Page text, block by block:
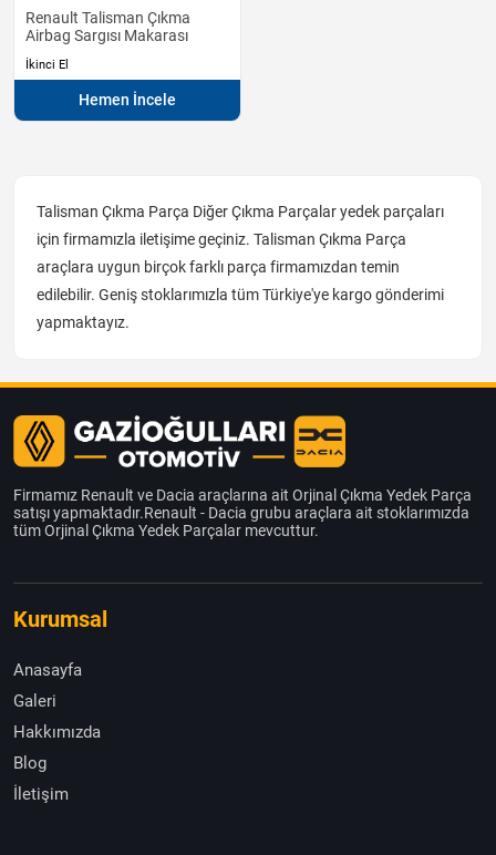
Renault Talisman Çıkma
Airbag Sargısı Makarası
İkinci El
Hemen İncele
Talisman Çıkma Parça Diğer Çıkma Parçalar yedek parçaları
için firmamızla iletişime geçiniz. Talisman Çıkma Parça
araçlara uygun birçok farklı parça firmamızdan temin
edilebilir. Geniş stoklarımızla tüm Türkiye'ye kargo gönderimi
yapmaktayız.
Firmamız Renault ve Dacia araçlarına ait Orjinal Çıkma Yedek Parça
satışı yapmaktadır.Renault - Dacia grubu araçlara ait stoklarımızda
tüm Orjinal Çıkma Yedek Parçalar mevcuttur.
Kurumsal
Anasayfa
Galeri
Hakkımızda
Blog
İletişim